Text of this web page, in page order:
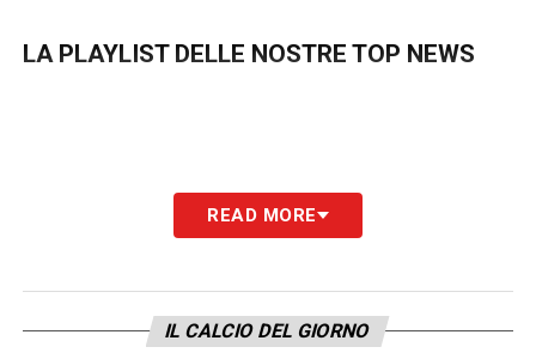
LA PLAYLIST DELLE NOSTRE TOP NEWS
READ MORE
IL CALCIO DEL GIORNO